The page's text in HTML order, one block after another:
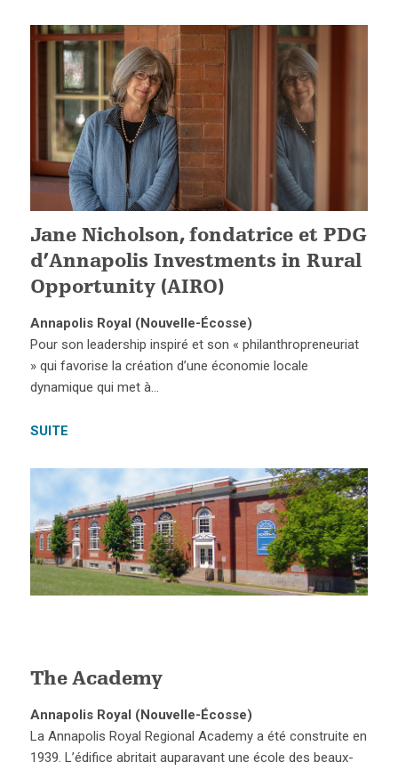
Jane Nicholson, fondatrice et PDG
d’Annapolis Investments in Rural
Opportunity (AIRO)
Annapolis Royal (Nouvelle-Écosse)
Pour son leadership inspiré et son « philanthropreneuriat
» qui favorise la création d’une économie locale
dynamique qui met à…
SUITE
The Academy
Annapolis Royal (Nouvelle-Écosse)
La Annapolis Royal Regional Academy a été construite en
1939. L’édifice abritait auparavant une école des beaux-